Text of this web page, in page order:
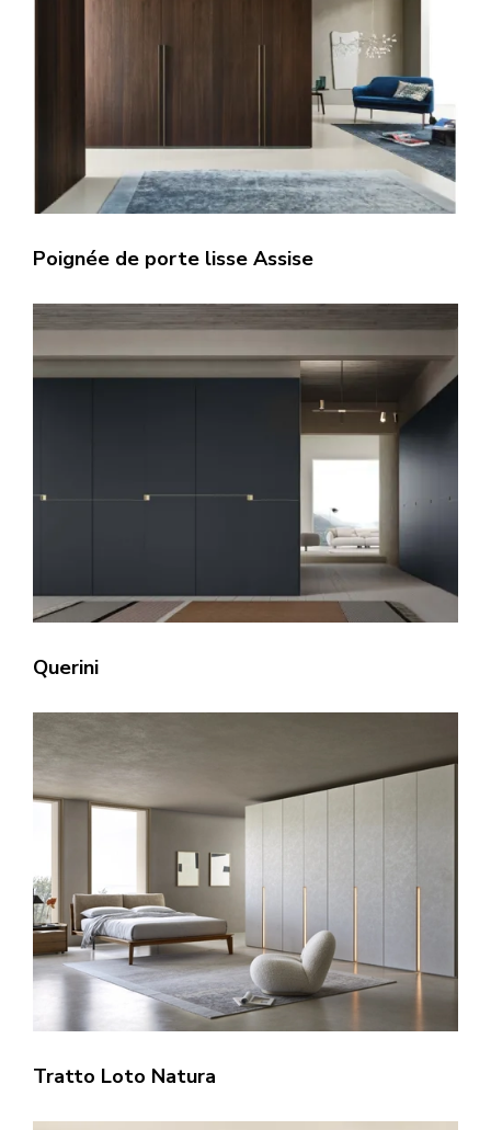
Poignée de porte lisse Assise
Querini
Tratto Loto Natura